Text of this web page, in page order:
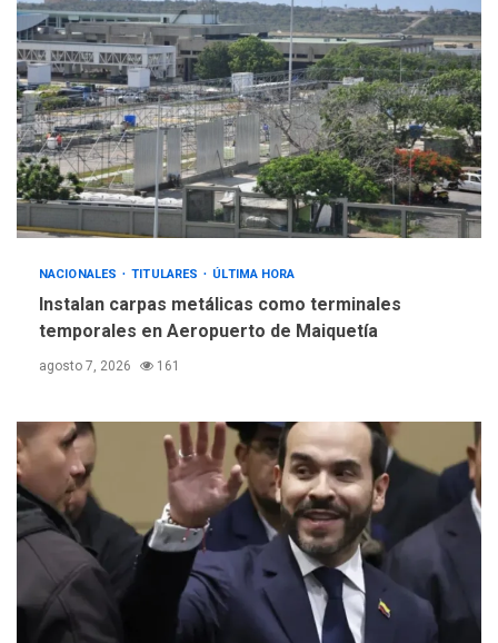
4
ÚLTIMA HORA
Gobierno y AN2015 en
nueva mesa de diálogo
INTERNACIONALES ÚLTIMA HORA
Hiroshima 81 años de la
debacle atómica. Japón
debate principios no
nucleares
NACIONALES TITULARES ÚLTIMA HORA
Instalan carpas metálicas como terminales
temporales en Aeropuerto de Maiquetía
agosto 7, 2026 161